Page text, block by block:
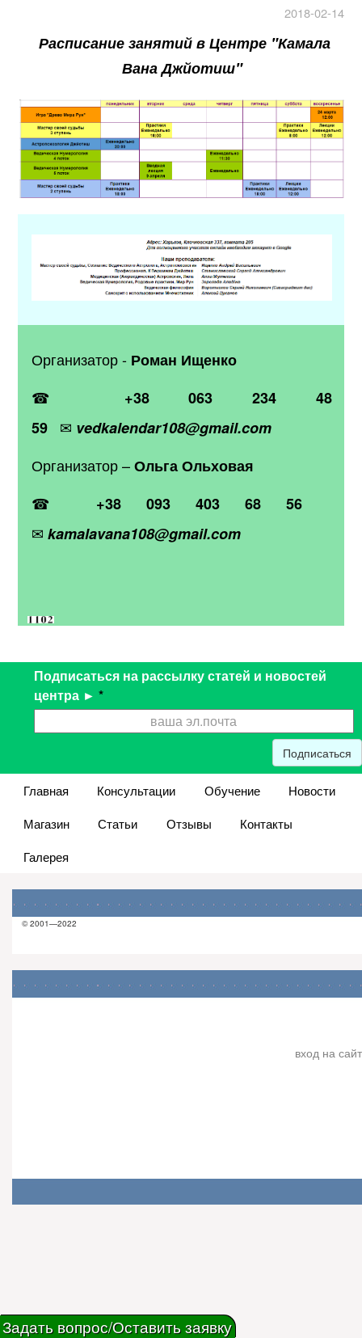
2018-02-14
Расписание занятий в Центре "Камала
Вана Джйотиш"
Организатор - Роман Ищенко
☎
+38 063 234 48
59
✉ vedkalendar108@gmail.com
Организатор –Ольга Ольховая
☎ +38 093 403 68 56
✉kamalavana108@gmail.com
Подписаться на рассылку статей и новостей
центра ► *
Подписаться
Главная Консультации Обучение
Новости
Магазин
Статьи Отзывы
Контакты
Галерея
© 2001—2022
Задать вопрос/Оставить заявку
вход на сайт